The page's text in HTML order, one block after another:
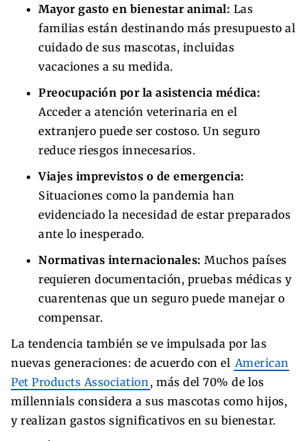
Mayor gasto en bienestar animal: Las
familias están destinando más presupuesto al
cuidado de sus mascotas, incluidas
vacaciones a su medida.
Preocupación por la asistencia médica:
Acceder a atención veterinaria en el
extranjero puede ser costoso. Un seguro
reduce riesgos innecesarios.
Viajes imprevistos o de emergencia:
Situaciones como la pandemia han
evidenciado la necesidad de estar preparados
ante lo inesperado.
Normativas internacionales: Muchos países
requieren documentación, pruebas médicas y
cuarentenas que un seguro puede manejar o
compensar.
La tendencia también se ve impulsada por las
nuevas generaciones: de acuerdo con el American
Pet Products Association , más del 70% de los
millennials considera a sus mascotas como hijos,
y realizan gastos significativos en su bienestar.